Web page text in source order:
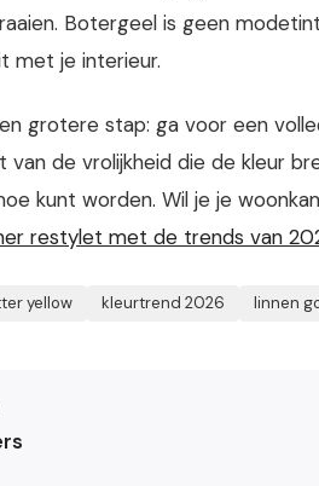
Botergeel is geen
met je interieur.
grotere stap: ga voor een
de vrolijkheid die de kleur
kunt worden. Wil je je
restylet met de trends van
yellow kleurtrend 2026 linnen